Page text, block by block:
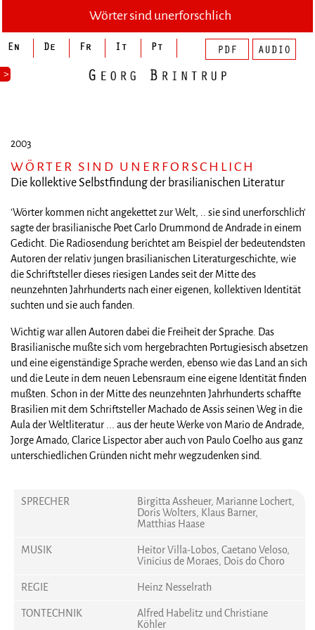
>
Wörter sind unerforschlich
2003
WÖRTER SIND UNERFORSCHLICH
Die kollektive Selbstfindung der brasilianischen Literatur
'Wörter kommen nicht angekettet zur Welt, .. sie sind unerforschlich'
sagte der brasilianische Poet Carlo Drummond de Andrade in einem
Gedicht. Die Radiosendung berichtet am Beispiel der bedeutendsten
Autoren der relativ jungen brasilianischen Literaturgeschichte, wie
die Schriftsteller dieses riesigen Landes seit der Mitte des
neunzehnten Jahrhunderts nach einer eigenen, kollektiven Identität
suchten und sie auch fanden.
Wichtig war allen Autoren dabei die Freiheit der Sprache. Das
Brasilianische mußte sich vom hergebrachten Portugiesisch absetzen
und eine eigenständige Sprache werden, ebenso wie das Land an sich
und die Leute in dem neuen Lebensraum eine eigene Identität finden
mußten. Schon in der Mitte des neunzehnten Jahrhunderts schaffte
Brasilien mit dem Schriftsteller Machado de Assis seinen Weg in die
Aula der Weltliteratur ... aus der heute Werke von Mario de Andrade,
Jorge Amado, Clarice Lispector aber auch von Paulo Coelho aus ganz
unterschiedlichen Gründen nicht mehr wegzudenken sind.
SPRECHER
Birgitta Assheuer, Marianne Lochert,
Doris Wolters, Klaus Barner,
Matthias Haase
MUSIK
Heitor Villa-Lobos, Caetano Veloso,
Vinicius de Moraes, Dois do Choro
REGIE
Heinz Nesselrath
TONTECHNIK
Alfred Habelitz und Christiane
Köhler